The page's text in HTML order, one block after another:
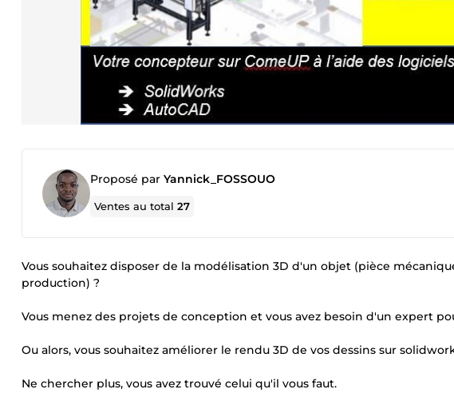
Proposé par Yannick_FOSSOUO
Ventes au total27
Vous souhaitez disposer de la modélisation 3D d'un objet (pièce
production) ?
Vous menez des projets de conception et vous avez besoin d'un expert
Ou alors, vous souhaitez améliorer le rendu 3D de vos dessins sur
Ne chercher plus, vous avez trouvé celui qu'il vous faut.